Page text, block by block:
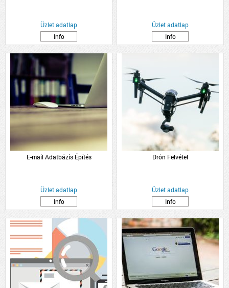
Üzlet adatlap
Info
Üzlet adatlap
Info
E-mail Adatbázis Építés
Üzlet adatlap
Info
Drón Felvétel
Üzlet adatlap
Info